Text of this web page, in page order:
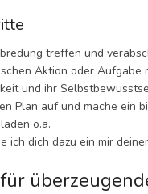
treffen und
Aktion oder Aufgabe
und ihr
Plan auf und mache ein
o.ä.
ich dich dazu ein mir